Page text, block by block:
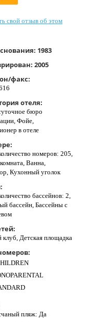
свой отзыв об этом
1983
2005
факс:
отеля:
бюро
Фойе,
в отеле
номеров: 205,
Ванна,
Кухонный уголок
бассейнов: 2,
бассейн, Бассейны с
клуб, Детская площадка
пляж: Да